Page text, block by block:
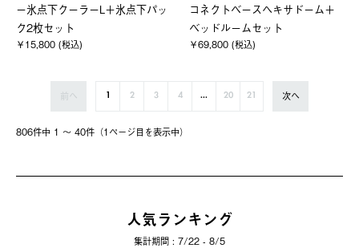
ー氷点下クーラーL＋氷点下パッ
ク2枚セット
￥15,800 (税込)
コネクトベースヘキサドーム＋
ベッドルームセット
￥69,800 (税込)
806件中 1 〜 40件（1ページ⽬を表⽰中）
前へ 1 2 3 4 ... 20 21 次へ
人気ランキング
集計期間 : 7/22 - 8/5